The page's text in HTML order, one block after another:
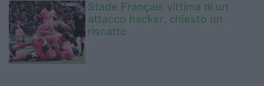
Stade Français vittima di un
attacco hacker, chiesto un
riscatto